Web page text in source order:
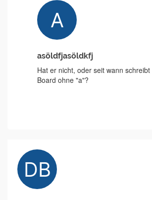
asöldfjasöldkfj
Hat er nicht, oder seit wann schreibt
Board ohne "a"?